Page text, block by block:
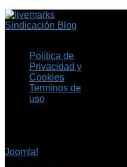
Sindicación Blog
Política de
Privacidad y
Cookies
Terminos de
uso
Joomla!